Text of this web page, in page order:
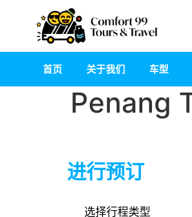
首页 关于我们 车型
Penang
进行预订